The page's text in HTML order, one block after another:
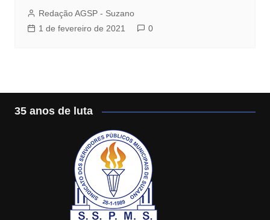
Redação AGSP - Suzano
1 de fevereiro de 2021
0
35 anos de luta